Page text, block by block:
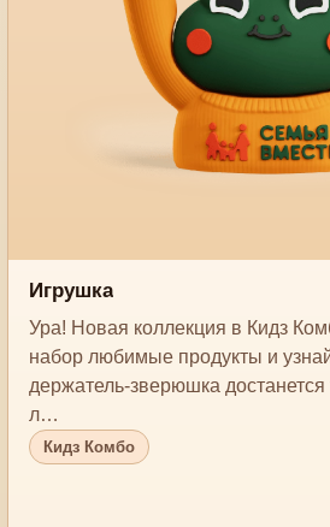
Игрушка
Ура! Новая коллекция в Кидз
набор любимые продукты и
держатель-зверюшка достанется
л…
Кидз Комбо